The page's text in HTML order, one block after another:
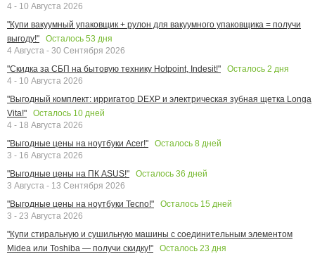
4 - 10 Августа 2026
"Купи вакуумный упаковщик + рулон для вакуумного упаковщика = получи
выгоду!"
Осталось 53 дня
4 Августа - 30 Сентября 2026
"Скидка за СБП на бытовую технику Hotpoint, Indesit!"
Осталось 2 дня
4 - 10 Августа 2026
"Выгодный комплект: ирригатор DEXP и электрическая зубная щетка Longa
Vita!"
Осталось 10 дней
4 - 18 Августа 2026
"Выгодные цены на ноутбуки Acer!"
Осталось 8 дней
3 - 16 Августа 2026
"Выгодные цены на ПК ASUS!"
Осталось 36 дней
3 Августа - 13 Сентября 2026
"Выгодные цены на ноутбуки Tecno!"
Осталось 15 дней
3 - 23 Августа 2026
"Купи стиральную и сушильную машины с соединительным элементом
Midea или Toshiba — получи скидку!"
Осталось 23 дня